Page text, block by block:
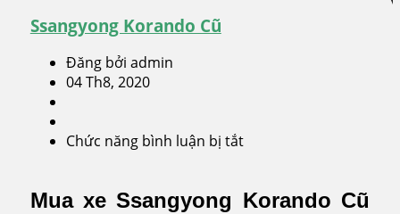
Ssangyong Korando Cũ
Đăng bởi admin
04 Th8, 2020
Chức năng bình luận bị tắtở
Cũ
Mua xe Ssangyong Korando Cũ